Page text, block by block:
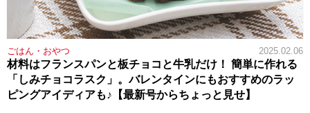
ごはん・おやつ 2025.02.06
材料はフランスパンと板チョコと牛乳だけ！ 簡単に作れる
「しみチョコラスク」。バレンタインにもおすすめのラッ
ピングアイディアも♪【最新号からちょっと見せ】